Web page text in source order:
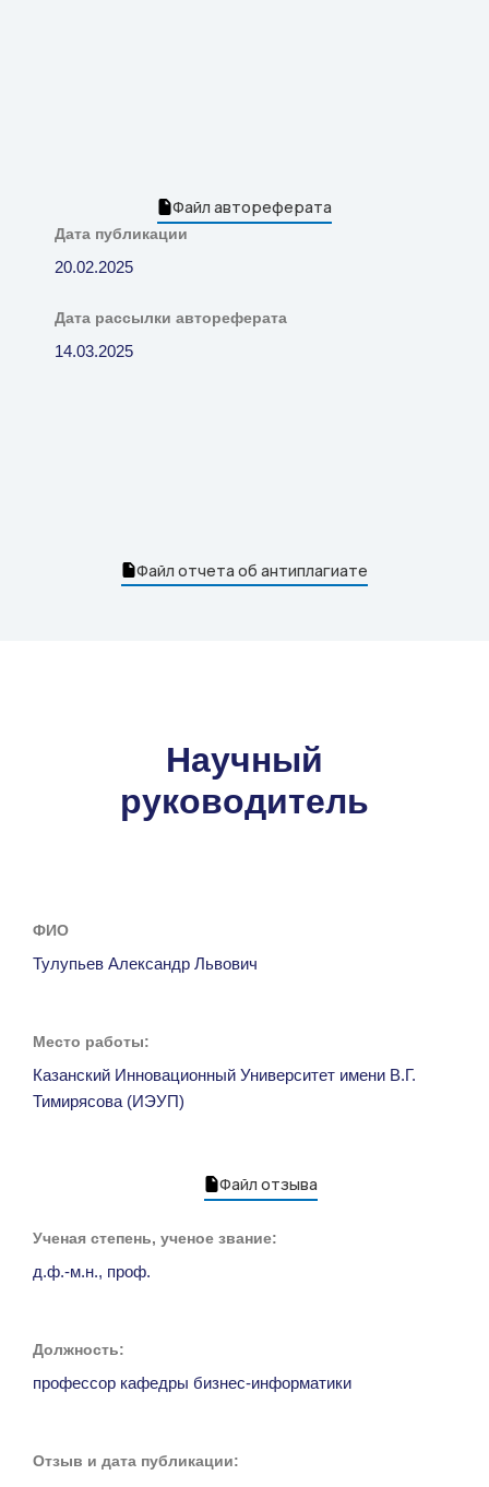
Файл автореферата
Дата публикации
20.02.2025
Дата рассылки автореферата
14.03.2025
Файл отчета об антиплагиате
Научный
руководитель
ФИО
Тулупьев Александр Львович
Место работы:
Казанский Инновационный Университет имени В.Г.
Тимирясова (ИЭУП)
Файл отзыва
Ученая степень, ученое звание:
д.ф.-м.н., проф.
Должность:
профессор кафедры бизнес-информатики
Отзыв и дата публикации: